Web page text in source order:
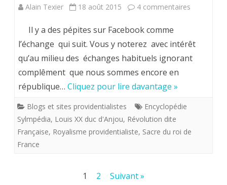
et,
par
conséquent,
royale?
Alain Texier 18 août 2015 4 commentaires
prince
non
Il y a des pépites sur Facebook comme
l’échange qui suit. Vous y noterez avec intérêt
qu’au milieu des échanges habituels ignorant
complêment que nous sommes encore en
république… Cliquez pour lire davantage »
Blogs et sites providentialistes
Encyclopédie
Sylmpédia, Louis XX duc d'Anjou, Révolution dite
Française, Royalisme providentialiste, Sacre du roi de
France
1 2 Suivant »